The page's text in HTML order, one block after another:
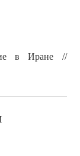
в Иране //